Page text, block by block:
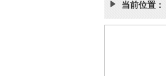
当前位置：